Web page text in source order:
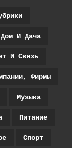
Дом И Дача
И Связь
Фирмы
Музыка
Питание
Спорт